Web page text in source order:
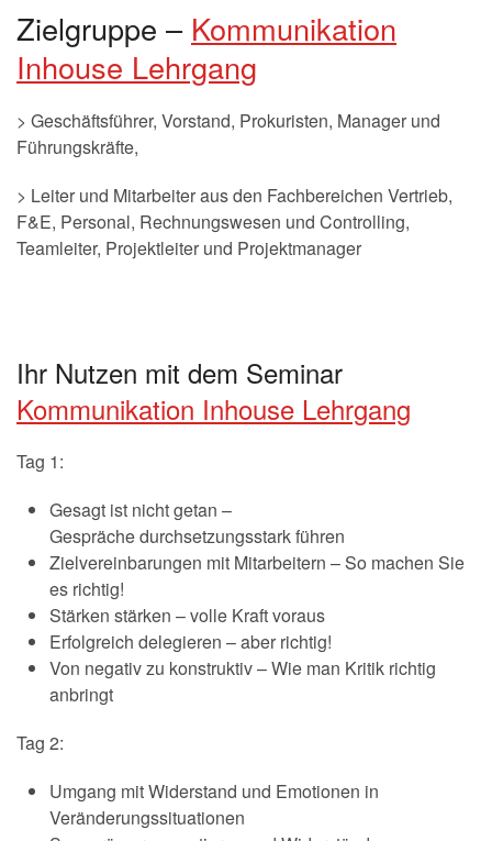
Zielgruppe – Kommunikation
Inhouse Lehrgang
> Geschäftsführer, Vorstand, Prokuristen, Manager und
Führungskräfte,
> Leiter und Mitarbeiter aus den Fachbereichen Vertrieb,
F&E, Personal, Rechnungswesen und Controlling,
Teamleiter, Projektleiter und Projektmanager
Ihr Nutzen mit dem Seminar
Kommunikation Inhouse Lehrgang
Tag 1:
Gesagt ist nicht getan –
Gespräche durchsetzungsstark führen
Zielvereinbarungen mit Mitarbeitern – So machen Sie
es richtig!
Stärken stärken – volle Kraft voraus
Erfolgreich delegieren – aber richtig!
Von negativ zu konstruktiv – Wie man Kritik richtig
anbringt
Tag 2:
Umgang mit Widerstand und Emotionen in
Veränderungssituationen